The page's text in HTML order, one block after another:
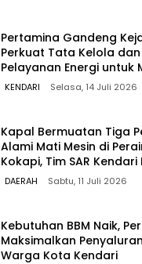
Pertamina Gandeng
Perkuat Tata Kelola
Pelayanan Energi untuk
KENDARI Selasa, 14 Juli 2026
Kapal Bermuatan Tiga
Alami Mati Mesin di
Kokapi, Tim SAR
DAERAH Sabtu, 11 Juli 2026
Kebutuhan BBM Naik,
Maksimalkan
Warga Kota Kendari